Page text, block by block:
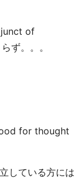
of
ず。。。
for thought
している方には